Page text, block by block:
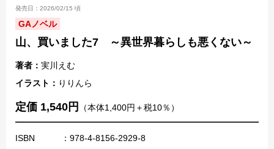
発売日：2026/02/15 頃
GAノベル
山、買いました7 ～異世界暮らしも悪くない～
著者： 実川えむ
イラスト： りりんら
定価 1,540円 （本体1,400円＋税10％）
ISBN
：978-4-8156-2929-8